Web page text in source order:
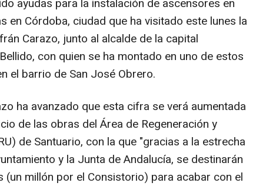
ayudas para la instalación de ascensores en
en Córdoba, ciudad que ha visitado este lunes la
Carazo, junto al alcalde de la capital
con quien se ha montado en uno de estos
el barrio de San José Obrero.
ha avanzado que esta cifra se verá aumentada
de las obras del Área de Regeneración y
de Santuario, con la que "gracias a la estrecha
y la Junta de Andalucía, se destinarán
(un millón por el Consistorio) para acabar con el